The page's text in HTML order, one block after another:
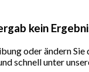
kein
oder ändern Sie
schnell unter